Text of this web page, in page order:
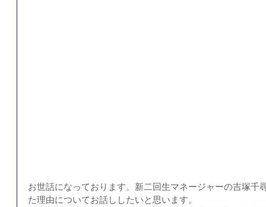
お世話になっております。新二回生マネージャーの吉塚千
た理由についてお話ししたいと思います。